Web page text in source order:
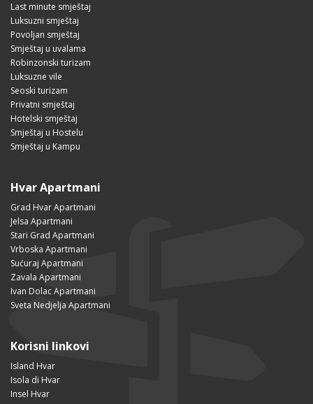
Last minute smještaj
Luksuzni smještaj
Povoljan smještaj
Smještaj u uvalama
Robinzonski turizam
Luksuzne vile
Seoski turizam
Privatni smještaj
Hotelski smještaj
Smještaj u Hostelu
Smještaj u Kampu
Hvar Apartmani
Grad Hvar Apartmani
Jelsa Apartmani
Stari Grad Apartmani
Vrboska Apartmani
Sućuraj Apartmani
Zavala Apartmani
Ivan Dolac Apartmani
Sveta Nedjelja Apartmani
Korisni linkovi
Island Hvar
Isola di Hvar
Insel Hvar